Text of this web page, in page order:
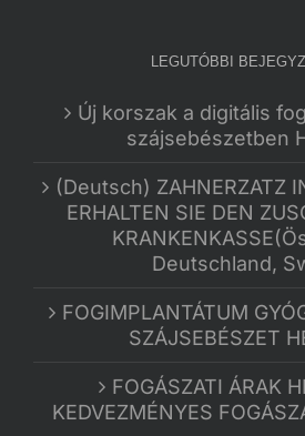
LEGUTÓBBI
Új korszak a digitális
szájsebészetben
(Deutsch) ZAHNERZATZ
ERHALTEN SIE DEN
Deutschland,
FOGIMPLANTÁTUM
SZÁJSEBÉSZET
FOGÁSZATI ÁRAK
KEDVEZMÉNYES